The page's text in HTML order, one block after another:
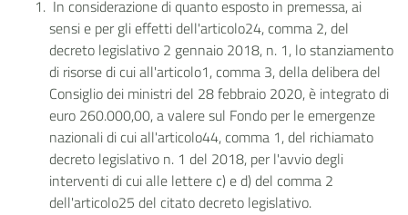
In considerazione di quanto esposto in premessa, ai
sensi e per gli effetti dell'articolo24, comma 2, del
decreto legislativo 2 gennaio 2018, n. 1, lo stanziamento
di risorse di cui all'articolo1, comma 3, della delibera del
Consiglio dei ministri del 28 febbraio 2020, è integrato di
euro 260.000,00, a valere sul Fondo per le emergenze
nazionali di cui all'articolo44, comma 1, del richiamato
decreto legislativo n. 1 del 2018, per l'avvio degli
interventi di cui alle lettere c) e d) del comma 2
dell'articolo25 del citato decreto legislativo.